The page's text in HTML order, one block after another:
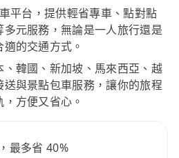
平台，提供輕省專車、點對點
元服務，無論是一人旅行還是
的交通方式。
韓國、新加坡、馬來西亞、越
與景點包車服務，讓你的旅程
方便又省心。
最多省 40%